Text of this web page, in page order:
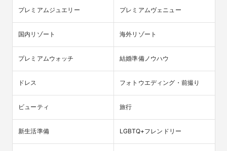
プレミアムジュエリー プレミアムヴェニュー
国内リゾート 海外リゾート
プレミアムウォッチ 結婚準備ノウハウ
ドレス フォトウエディング・前撮り
ビューティ 旅行
新生活準備 LGBTQ+フレンドリー